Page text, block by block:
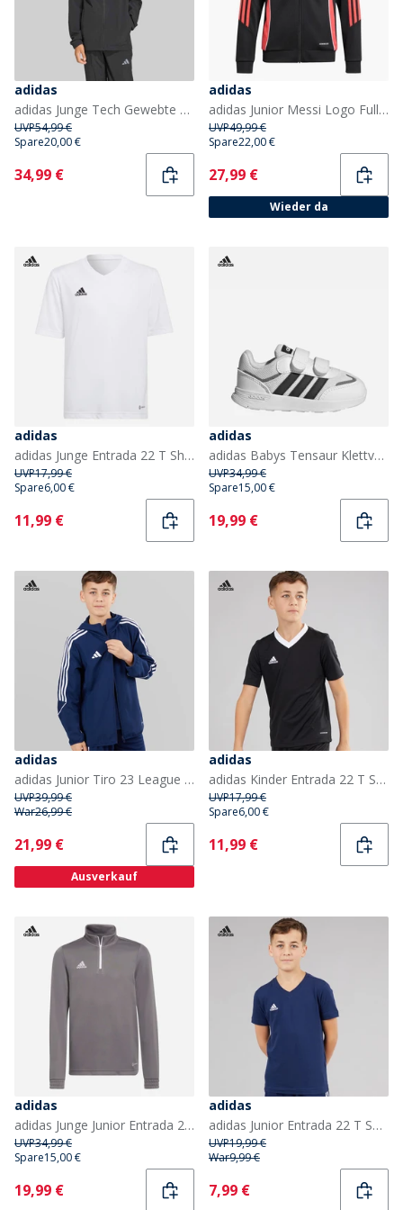
adidas
adidas Junge Tech Gewebte Kapuzenjacke Schwarz/Grey Four
UVP54,99 €
Spare20,00 €
Current
34,99 €
adidas
adidas Junior Messi Logo Full Zip Trainingsjacke Schwarz
UVP49,99 €
Spare22,00 €
Current
27,99 €
Wieder da
adidas
adidas Junge Entrada 22 T Shirt Weiss
UVP17,99 €
Spare6,00 €
Current
11,99 €
adidas
adidas Babys Tensaur Klettverschluss Sneaker Cloud White/Core Black/Grey Four
UVP34,99 €
Spare15,00 €
Current
19,99 €
adidas
adidas Junior Tiro 23 League Windbreaker Jacke Team Navy Blue
UVP39,99 €
War26,99 €
Current
21,99 €
Ausverkauf
adidas
adidas Kinder Entrada 22 T Shirt Schwarz
UVP17,99 €
Spare6,00 €
Current
11,99 €
adidas
adidas Junge Junior Entrada 22 1/4 Zip Trainings Oberteil Team Grey Four
UVP34,99 €
Spare15,00 €
Current
19,99 €
adidas
adidas Junior Entrada 22 T Shirt Team Navy Blue
UVP19,99 €
War9,99 €
Current
7,99 €